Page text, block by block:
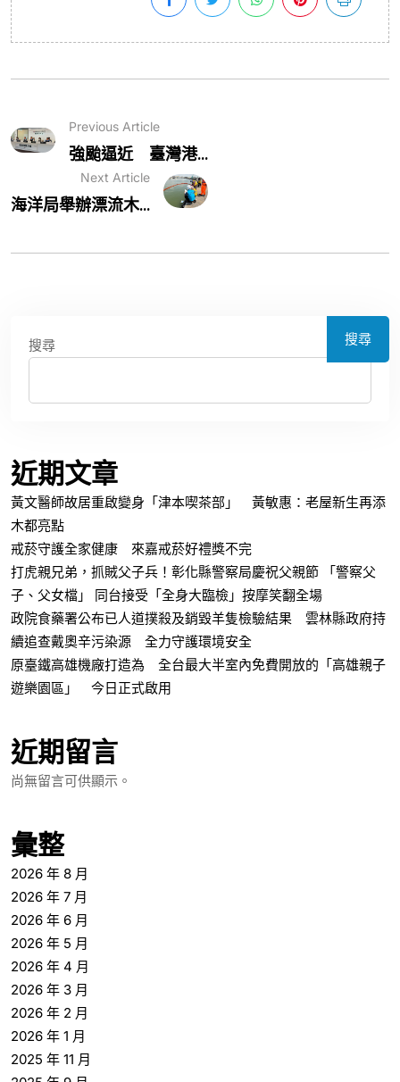
Previous Article
強颱逼近 臺灣港...
Next Article
海洋局舉辦漂流木...
搜尋 搜尋
近期文章
黃文醫師故居重啟變身「津本喫茶部」 黃敏惠：老屋新生再添
木都亮點
戒菸守護全家健康 來嘉戒菸好禮獎不完
打虎親兄弟，抓賊父子兵！彰化縣警察局慶祝父親節 「警察父
子、父女檔」 同台接受「全身大臨檢」按摩笑翻全場
政院食藥署公布已人道撲殺及銷毀羊隻檢驗結果 雲林縣政府持
續追查戴奧辛污染源 全力守護環境安全
原臺鐵高雄機廠打造為 全台最大半室內免費開放的「高雄親子
遊樂園區」 今日正式啟用
近期留言
尚無留言可供顯示。
彙整
2026 年 8 月
2026 年 7 月
2026 年 6 月
2026 年 5 月
2026 年 4 月
2026 年 3 月
2026 年 2 月
2026 年 1 月
2025 年 11 月